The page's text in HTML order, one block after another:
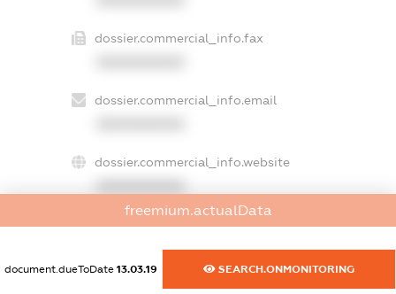
dossier.commercial_info.fax
dossier.commercial_info.email
dossier.commercial_info.website
dossier.commercial_info.activity
XXXXXXXXXX
freemium.actualData
document.dueToDate 13.03.19 SEARCH.ONMONITORING